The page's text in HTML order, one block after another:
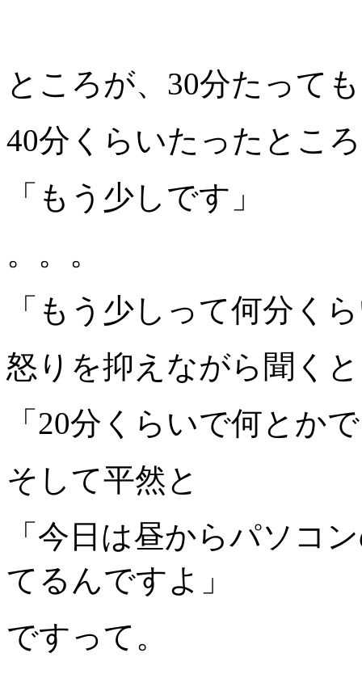
ところが、30分たって
40分くらいたったとこ
「もう少しです」
。。。
「もう少しって何分く
怒りを抑えながら聞くと
「20分くらいで何とか
そして平然と
「今日は昼からパソコ
てるんですよ」
ですって。